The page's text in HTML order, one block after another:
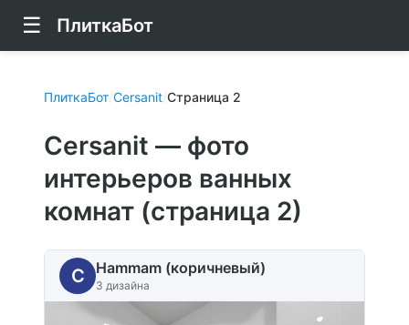
☰ ПлиткаБот
ПлиткаБот/Cersanit/Страница 2
Cersanit — фото
интерьеров ванных
комнат (страница 2)
C Hammam (коричневый)
3 дизайна